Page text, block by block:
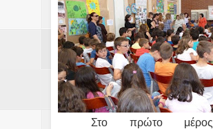
Στο πρώτο